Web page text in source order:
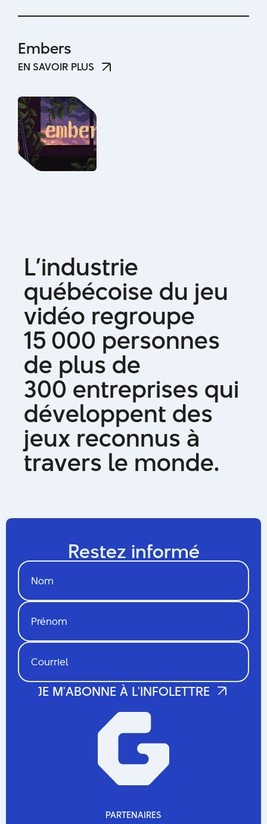
Embers
EN SAVOIR PLUS
L’industrie
québécoise du jeu
vidéo regroupe
15000 personnes
de plusde
300 entreprises qui
développent des
jeux reconnus à
travers le monde.
Restez informé
PARTENAIRES